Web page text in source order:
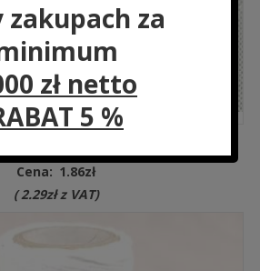
Wędliniarska 160/48/4
Cena: 1.86zł
(2.29złz VAT)
zakupach za
zł netto
5 %